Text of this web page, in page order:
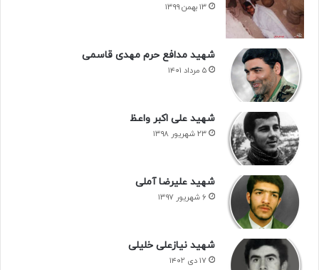
۱۳ بهمن ۱۳۹۹
شهید مدافع حرم مهدی قاسمی
۵ مرداد ۱۴۰۱
شهید علی اکبر واعظ
۲۳ شهریور ۱۳۹۸
شهید علیرضا آملی
۶ شهریور ۱۳۹۷
شهید نیازعلی خلیلی
۱۷ دی ۱۴۰۲